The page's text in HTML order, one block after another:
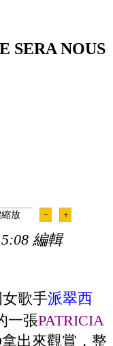
SERA NOUS
放 － ＋
編輯
歌手派翠西
一張PATRICIA
出來觀賞，整